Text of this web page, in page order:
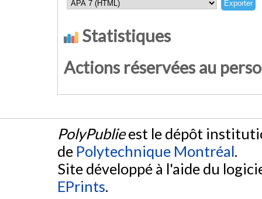
Statistiques
Actions réservées au
PolyPublieest le dépôt
de Polytechnique Montréal.
Site développé à l'aide du
EPrints.